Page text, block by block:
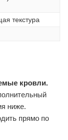
текстура
кровли.
ниже.
прямо по